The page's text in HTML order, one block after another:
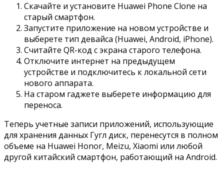
Скачайте и установите Huawei Phone Clone на
старый смартфон.
Запустите приложение на новом устройстве и
выберете тип девайса (Huawei, Android, iPhone).
Считайте QR-код с экрана старого телефона.
Отключите интернет на предыдущем
устройстве и подключитесь к локальной сети
нового аппарата.
На старом гаджете выберете информацию для
переноса.
Теперь учетные записи приложений, использующие
для хранения данных Гугл диск, перенесутся в полном
объеме на Huawei Honor, Meizu, Xiaomi или любой
другой китайский смартфон, работающий на Android.